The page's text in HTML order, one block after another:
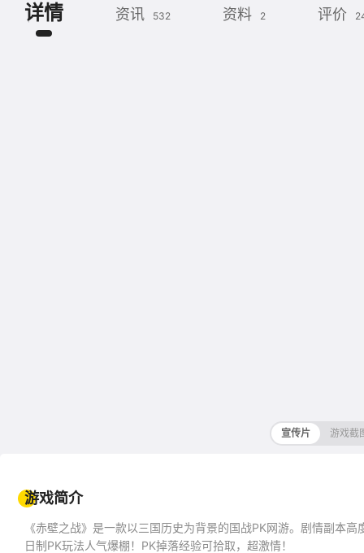
详情 资讯 532 资料 2 评价
宣传片 游戏截
游戏简介
《赤壁之战》是一款以三国历史为背景的国战PK网游。剧情副本
日制PK玩法人气爆棚！PK掉落经验可拾取，超激情！